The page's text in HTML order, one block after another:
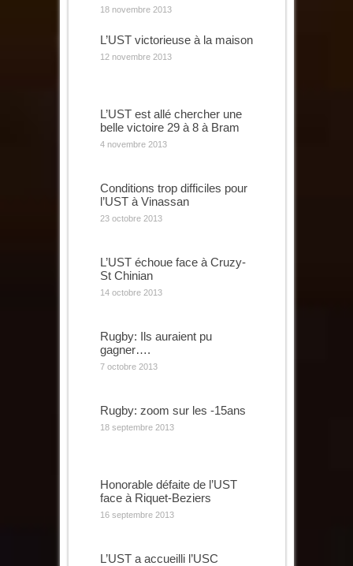
18 novembre 2013
L’UST victorieuse à la maison
12 novembre 2013
L’UST est allé chercher une
belle victoire 29 à 8 à Bram
4 novembre 2013
Conditions trop difficiles pour
l’UST à Vinassan
23 octobre 2013
L’UST échoue face à Cruzy-
St Chinian
14 octobre 2013
Rugby: Ils auraient pu
gagner….
7 octobre 2013
Rugby: zoom sur les -15ans
18 septembre 2013
Honorable défaite de l’UST
face à Riquet-Beziers
16 septembre 2013
L’UST a accueilli l’USC